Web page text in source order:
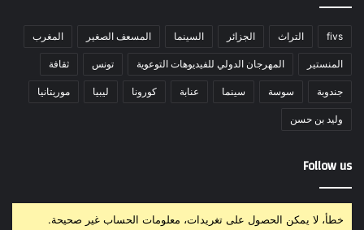
fivs التراث الجزائر السينما المسعف الصغير المغرب
المنستير المهرجان الدولي للفيديوهات التوعوية تونس ثقافة
جندوبة سوسة سينما عنابة كورونا ليبيا موريتانيا
وليد بن حسن
Follow us
خطأ، لا يمكن الحصول على تغريدات، معلومات الحساب غير صحيحة.